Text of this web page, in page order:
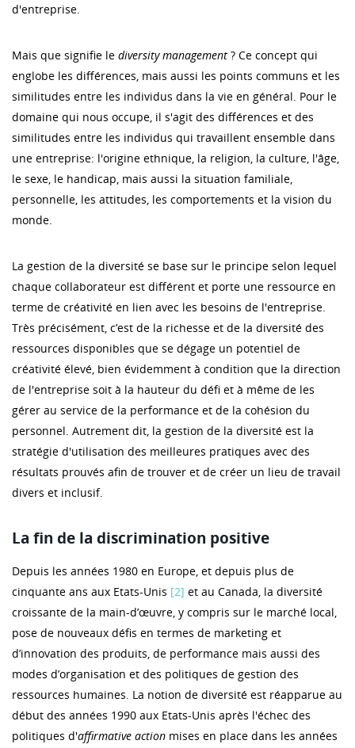
d'entreprise.
Mais que signifie le diversity management ? Ce concept qui
englobe les différences, mais aussi les points communs et les
similitudes entre les individus dans la vie en général. Pour le
domaine qui nous occupe, il s'agit des différences et des
similitudes entre les individus qui travaillent ensemble dans
une entreprise: l'origine ethnique, la religion, la culture, l'âge,
le sexe, le handicap, mais aussi la situation familiale,
personnelle, les attitudes, les comportements et la vision du
monde.
La gestion de la diversité se base sur le principe selon lequel
chaque collaborateur est différent et porte une ressource en
terme de créativité en lien avec les besoins de l'entreprise.
Très précisément, c’est de la richesse et de la diversité des
ressources disponibles que se dégage un potentiel de
créativité élevé, bien évidemment à condition que la direction
de l'entreprise soit à la hauteur du défi et à même de les
gérer au service de la performance et de la cohésion du
personnel. Autrement dit, la gestion de la diversité est la
stratégie d'utilisation des meilleures pratiques avec des
résultats prouvés afin de trouver et de créer un lieu de travail
divers et inclusif.
La fin de la discrimination positive
Depuis les années 1980 en Europe, et depuis plus de
cinquante ans aux Etats-Unis [2] et au Canada, la diversité
croissante de la main-d’œuvre, y compris sur le marché local,
pose de nouveaux défis en termes de marketing et
d’innovation des produits, de performance mais aussi des
modes d’organisation et des politiques de gestion des
ressources humaines. La notion de diversité est réapparue au
début des années 1990 aux Etats-Unis après l'échec des
politiques d'affirmative action mises en place dans les années